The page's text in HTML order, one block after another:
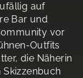
auf
Bar und
vor
Outfits
die Näherin
Skizzenbuch